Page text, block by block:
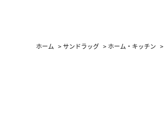
ホーム >サンドラッグ > ホーム・キッチン >